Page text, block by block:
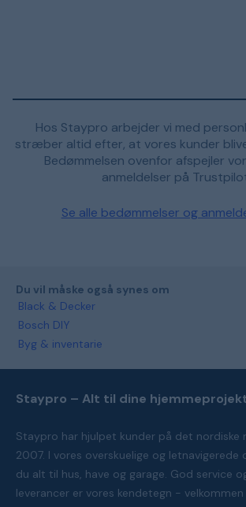
Hos Staypro arbejder vi med
stræber altid efter, at vores kunder
Bedømmelsen ovenfor afspejler
anmeldelser på
Se alle bedømmelser og
Du vil måske også synes om
Black & Decker
Bosch DIY
Byg & inventarie
Staypro – Alt til dine
Staypro har hjulpet kunder på det nordiske
2007. I vores overskuelige og letnavigerede
du alt til hus, have og garage. God service
leverancer er vores kendetegn -